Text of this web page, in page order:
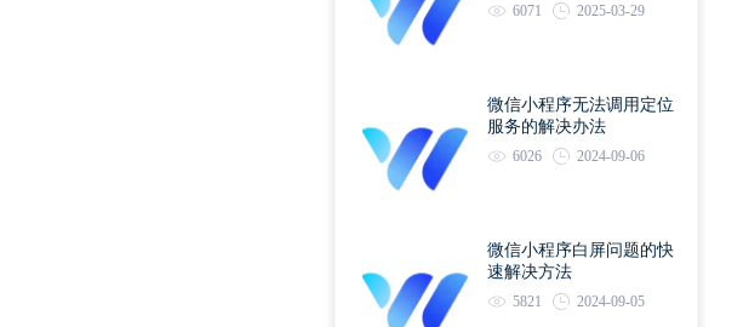
6071 2025-03-29
微信小程序无法调用定位
服务的解决办法
6026 2024-09-06
微信小程序白屏问题的快
速解决方法
5821 2024-09-05